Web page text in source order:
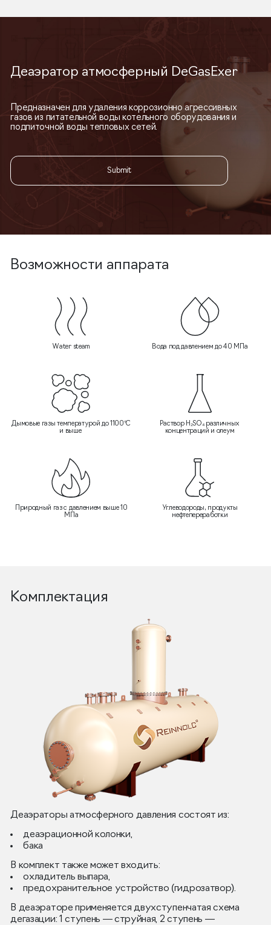
Деаэратор атмосферный DeGasExer
Предназначен для удаления коррозионно агрессивных
газов из питательной воды котельного оборудования и
подпиточной воды тепловых сетей.
Submit
Возможности аппарата
Water steam Вода под давлением до 40 МПа
Дымовые газы температурой до 1100°C
и выше
Раствор H₂SO₄ различных
концентраций и олеум
Природный газ с давлением выше 10
МПа
Углеводороды, продукты
нефтепереработки
Комплектация
Деаэраторы атмосферного давления состоят из:
деаэрационной колонки,
бака
В комплект также может входить:
охладитель выпара,
предохранительное устройство (гидрозатвор).
В деаэраторе применяется двухступенчатая схема
дегазации: 1 ступень — струйная, 2 ступень —